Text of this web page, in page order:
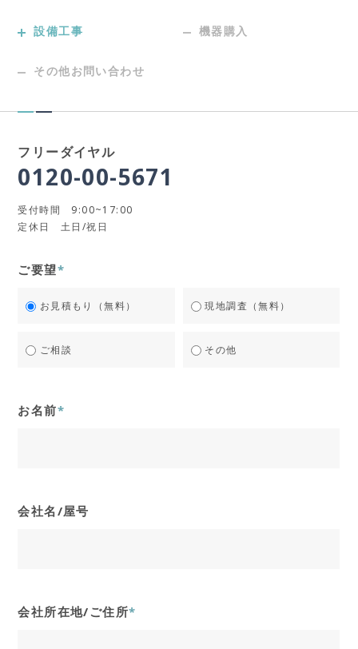
設備工事 機器購入
その他お問い合わせ
フリーダイヤル
0120-00-5671
受付時間 9:00~17:00
定休日 土日/祝日
ご要望*
お見積もり（無料） 現地調査（無料）
ご相談 その他
お名前*
会社名/屋号
会社所在地/ご住所*